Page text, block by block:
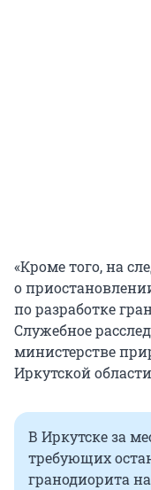
«Кроме того, на
о
по разработке
Служебное
министерстве
Иркутской
В Иркутске за
требующих
гранодиорита